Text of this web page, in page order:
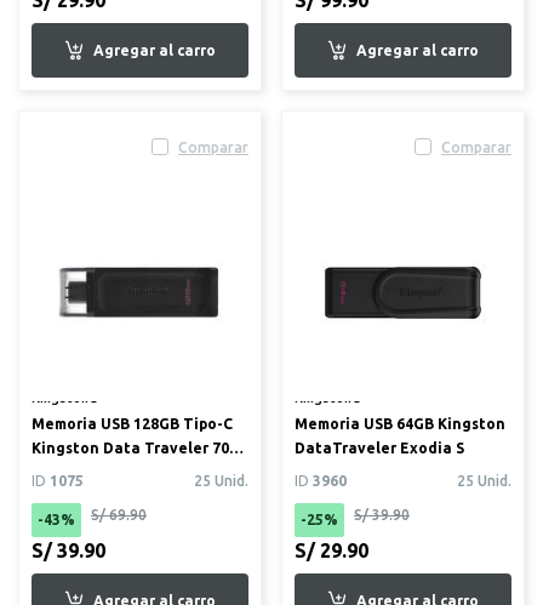
Comparar
Memoria USB 128GB Tipo-C
Kingston Data Traveler 70
USB 3.2
ID 1075 25 Unid.
-43% S/ 69.90
S/ 39.90
Comparar
Memoria USB 64GB Kingston
DataTraveler Exodia S
ID 3960 25 Unid.
-25% S/ 39.90
S/ 29.90